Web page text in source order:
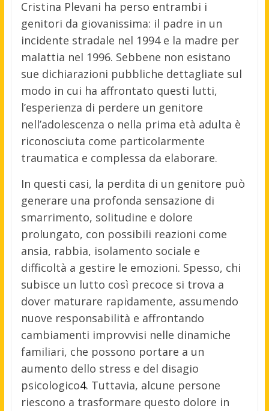
Cristina Plevani ha perso entrambi i
genitori da giovanissima: il padre in un
incidente stradale nel 1994 e la madre per
malattia nel 1996. Sebbene non esistano
sue dichiarazioni pubbliche dettagliate sul
modo in cui ha affrontato questi lutti,
l’esperienza di perdere un genitore
nell’adolescenza o nella prima età adulta è
riconosciuta come particolarmente
traumatica e complessa da elaborare.
In questi casi, la perdita di un genitore può
generare una profonda sensazione di
smarrimento, solitudine e dolore
prolungato, con possibili reazioni come
ansia, rabbia, isolamento sociale e
difficoltà a gestire le emozioni. Spesso, chi
subisce un lutto così precoce si trova a
dover maturare rapidamente, assumendo
nuove responsabilità e affrontando
cambiamenti improvvisi nelle dinamiche
familiari, che possono portare a un
aumento dello stress e del disagio
psicologico4. Tuttavia, alcune persone
riescono a trasformare questo dolore in